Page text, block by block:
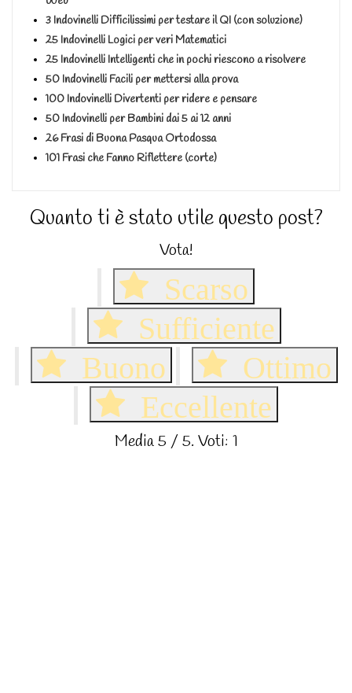
3 Indovinelli Difficilissimi per testare il QI (con soluzione)
25 Indovinelli Logici per veri Matematici
25 Indovinelli Intelligenti che in pochi riescono a risolvere
50 Indovinelli Facili per mettersi alla prova
100 Indovinelli Divertenti per ridere e pensare
50 Indovinelli per Bambini dai 5 ai 12 anni
26 Frasi di Buona Pasqua Ortodossa
101 Frasi che Fanno Riflettere (corte)
Quanto ti è stato utile questo post?
Vota!
Scarso
Sufficiente
Buono
Ottimo
Eccellente
Media5 / 5. Voti: 1